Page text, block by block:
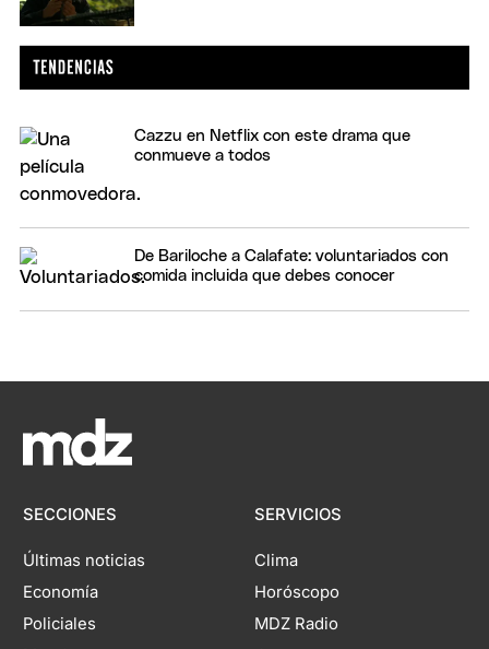
Cazzu en Netflix con este drama que
conmueve a todos
De Bariloche a Calafate: voluntariados con
comida incluida que debes conocer
SECCIONES
Últimas noticias
Economía
Policiales
SERVICIOS
Clima
Horóscopo
MDZ Radio